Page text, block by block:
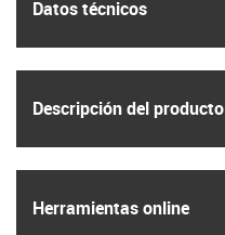
Datos técnicos
Descripción del producto
Herramientas online